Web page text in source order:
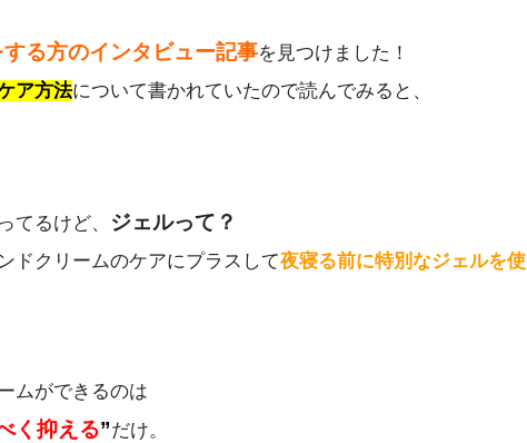
る方のインタビュー記事を見つけました！
ア方法について書かれていたので読んでみると、
てるけど、
ジェルって？
ドクリームのケアにプラスして夜寝る前に特別なジェルを使
ムができるのは
く抑える”だけ。